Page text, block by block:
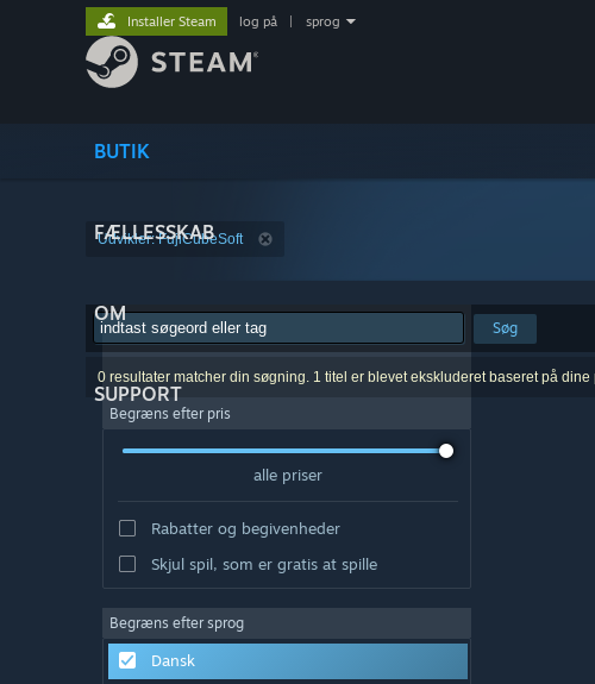
BUTIK
FÆLLESSKAB
OM
SUPPORT
Installer Steam log på sprog
Udvikler: FujiCubeSoft
Søg
0 resultater matcher din søgning. 1 titel er blevet ekskluderet baseret på
Begræns efter pris
alle priser
Rabatter og begivenheder
Skjul spil, som er gratis at spille
Begræns efter sprog
Dansk